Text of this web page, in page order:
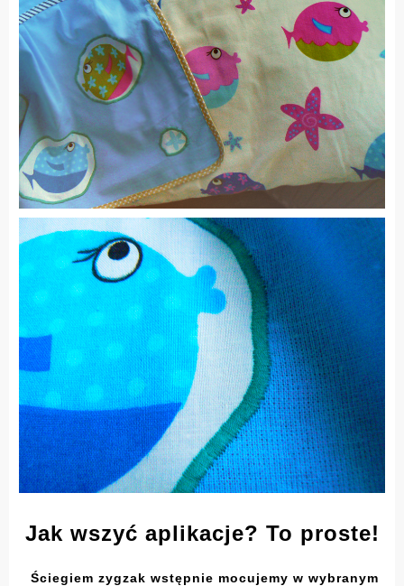
Jak wszyć aplikacje? To proste!
Ściegiem zygzak wstępnie mocujemy w wybranym